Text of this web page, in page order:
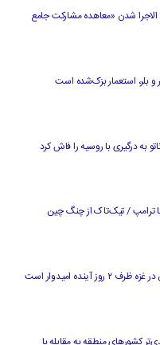
الاجرا شدن «معاهده مشارکت جامع
بلر، استعمار بزک‌شده است
به درگیری با روسیه را فاش کرد
عرب با ترامپ / تیک‌تاک از چنگ چین
امیدوار است
کشورهای منطقه به مقابله با